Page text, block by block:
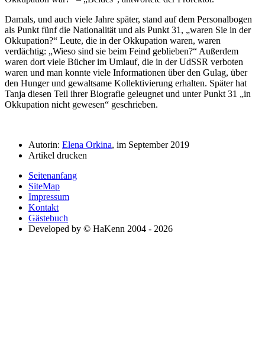
Damals, und auch viele Jahre später, stand auf dem Personalbogen
als Punkt fünf die Nationalität und als Punkt 31,
waren Sie in der
Okkupation?
Leute, die in der Okkupation waren, waren
verdächtig:
Wieso sind sie beim Feind geblieben?
Außerdem
waren dort viele Bücher im Umlauf, die in der UdSSR verboten
waren und man konnte viele Informationen über den Gulag, über
den Hunger und gewaltsame Kollektivierung erhalten. Später hat
Tanja diesen Teil ihrer Biografie geleugnet und unter Punkt 31
in
Okkupation nicht gewesen
geschrieben.
Autorin: Elena Orkina, im September 2019
Artikel drucken
Seitenanfang
SiteMap
Impressum
Kontakt
Gästebuch
Developed by © HaKenn 2004 - 2026